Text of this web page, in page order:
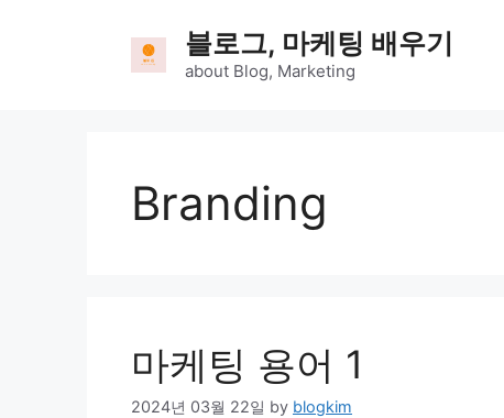
블로그, 마케팅 배우기
about Blog, Marketing
Branding
마케팅 용어 1
2024년 03월 22일 by blogkim